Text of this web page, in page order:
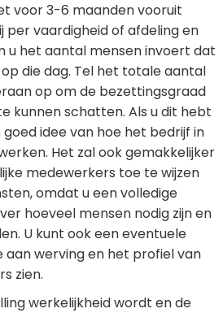
voor 3-6 maanden vooruit
per vaardigheid of afdeling en
u het aantal mensen invoert dat
die dag. Tel het totale aantal
op om de bezettingsgraad
kunnen schatten. Als u dit hebt
idee van hoe het bedrijf in
Het zal ook gemakkelijker
medewerkers toe te wijzen
omdat u een volledige
hoeveel mensen nodig zijn en
U kunt ook een eventuele
werving en het profiel van
zien.
werkelijkheid wordt en de